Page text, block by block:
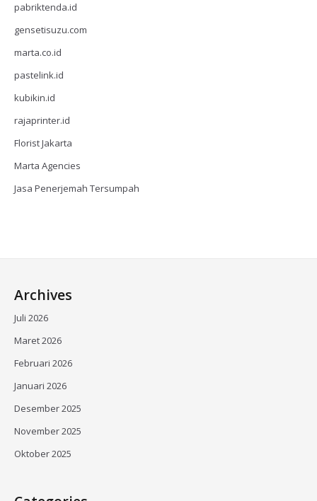
pabriktenda.id
gensetisuzu.com
marta.co.id
pastelink.id
kubikin.id
rajaprinter.id
Florist Jakarta
Marta Agencies
Jasa Penerjemah Tersumpah
Archives
Juli 2026
Maret 2026
Februari 2026
Januari 2026
Desember 2025
November 2025
Oktober 2025